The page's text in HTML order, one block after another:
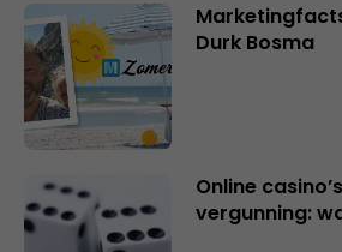
Durk Bosma
Online
vergunning: